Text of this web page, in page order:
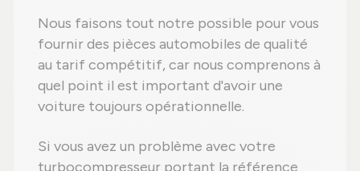
Nous faisons tout notre possible pour vous
fournir des pièces automobiles de qualité
au tarif compétitif, car nous comprenons à
quel point il est important d'avoir une
voiture toujours opérationnelle.
Si vous avez un problème avec votre
turbocompresseur portant la référence